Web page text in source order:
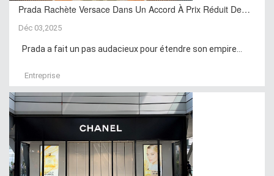
Prada Rachète Versace Dans Un Accord À Prix Réduit De…
Déc 03,2025
Prada a fait un pas audacieux pour étendre son empire...
Entreprise